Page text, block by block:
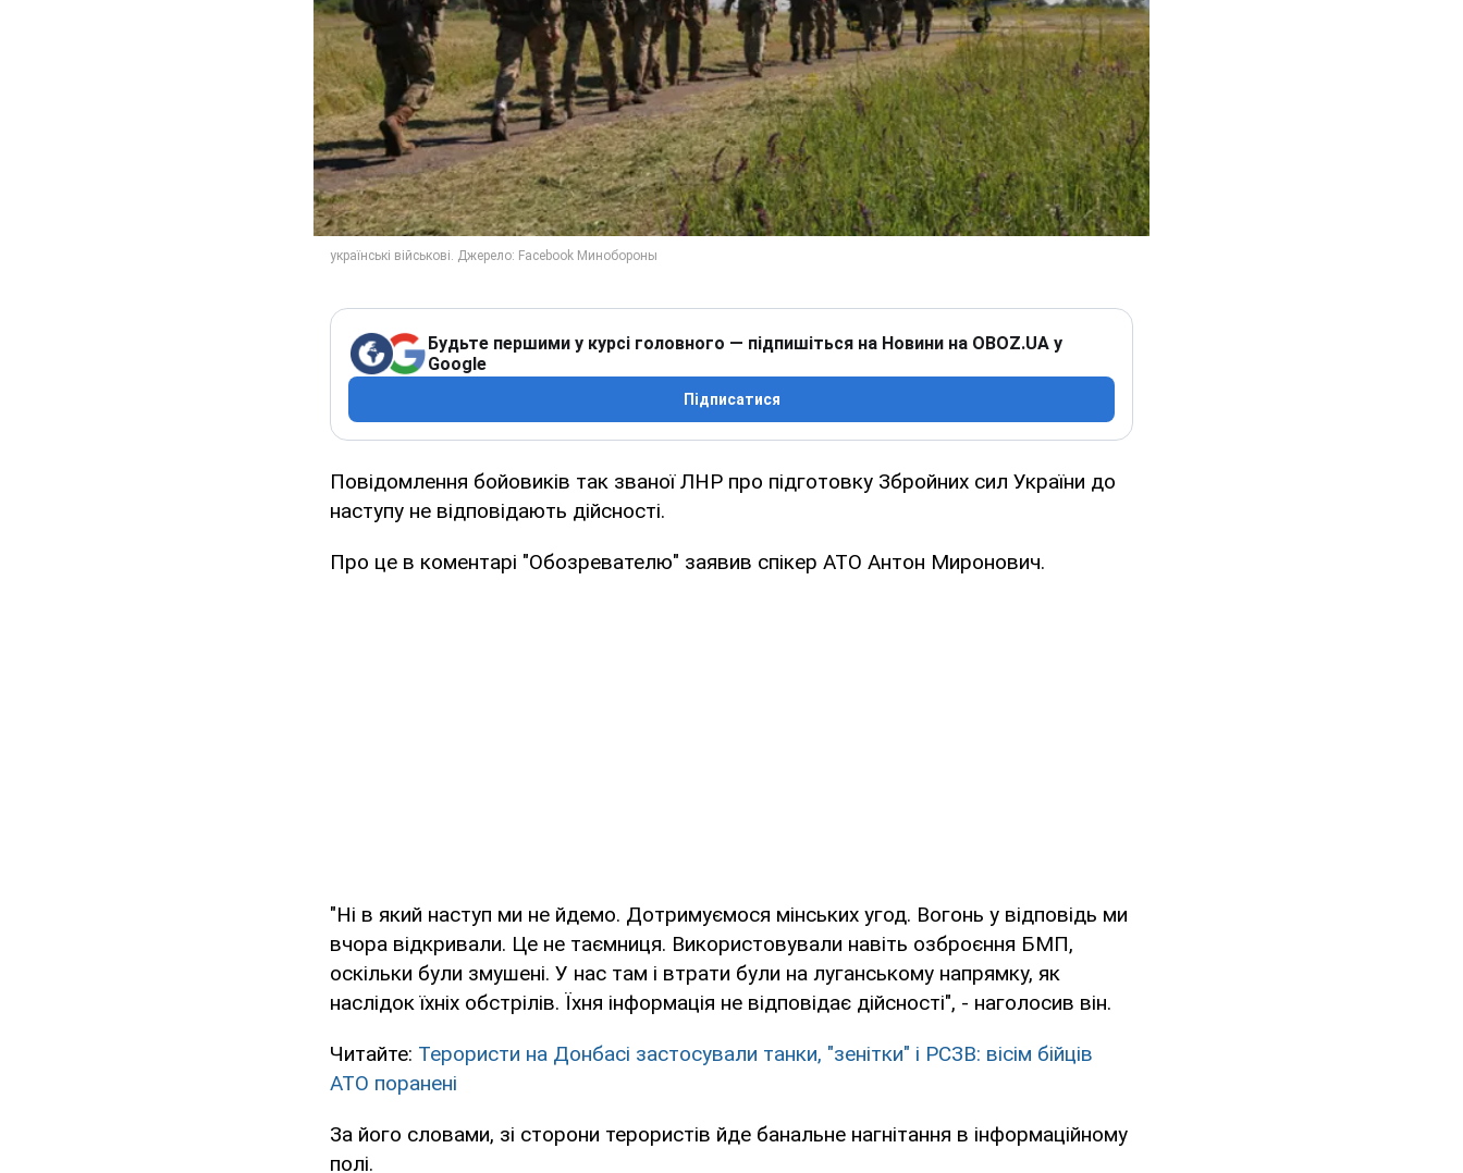
Будьте першими у курсі головного — підпишіться на Новини на OBOZ.UA у
Google
Підписатися
Повідомлення бойовиків так званої ЛНР про підготовку Збройних сил України до
наступу не відповідають дійсності.
Про це в коментарі "Обозревателю" заявив спікер АТО Антон Миронович.
"Ні в який наступ ми не йдемо. Дотримуємося мінських угод. Вогонь у відповідь ми
вчора відкривали. Це не таємниця. Використовували навіть озброєння БМП,
оскільки були змушені. У нас там і втрати були на луганському напрямку, як
наслідок їхніх обстрілів. Їхня інформація не відповідає дійсності", - наголосив він.
Читайте: Терористи на Донбасі застосували танки, "зенітки" і РСЗВ: вісім бійців
АТО поранені
За його словами, зі сторони терористів йде банальне нагнітання в інформаційному
полі.